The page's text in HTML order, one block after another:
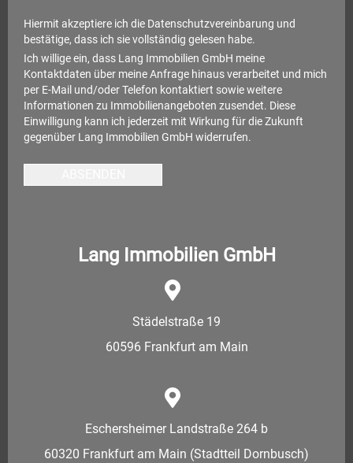
Hiermit akzeptiere ich die Datenschutzvereinbarung und
bestätige, dass ich sie vollständig gelesen habe.
Ich willige ein, dass Lang Immobilien GmbH meine
Kontaktdaten über meine Anfrage hinaus verarbeitet und mich
per E-Mail und/oder Telefon kontaktiert sowie weitere
Informationen zu Immobilienangeboten zusendet. Diese
Einwilligung kann ich jederzeit mit Wirkung für die Zukunft
gegenüber Lang Immobilien GmbH widerrufen.
Lang Immobilien GmbH
Städelstraße 19
60596 Frankfurt am Main
Eschersheimer Landstraße 264 b
60320 Frankfurt am Main (Stadtteil Dornbusch)